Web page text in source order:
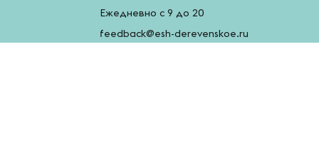
Ежедневно с 9 до 20
feedback@esh-derevenskoe.ru